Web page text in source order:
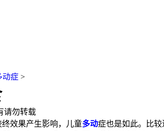
动症 >
请勿转载
效果产生影响，儿童多动症也是如此。比